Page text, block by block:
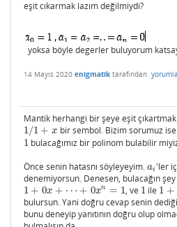
eşit cıkarmak lazım değilmiydi?
yoksa böyle degerler buluyorum
14 Mayıs 2020 enigmatik tarafından
Mantik herhangi bir şeye eşit
1/1 + x
1/1+ x bir sembol. Bizim sorumuz
1
1 bulacağımız bir polinom bulabilir
Önce senin hatasnı söyleyeyim. ai
ai'ler
denemiyorsun. Denesen, bulacağın
1 + 0x + ⋯ + 0xn = 1
1 +0 x+⋯ +0 x n = 1 , ve 1
1 ile 1 +
1 +x
bulursun. Yani doğru cevap senin
bunu deneyip yanıtının doğru olup